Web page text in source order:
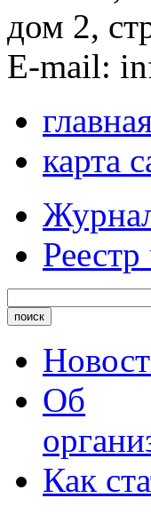
дом 2,
E-mail:
карта
Об
Как